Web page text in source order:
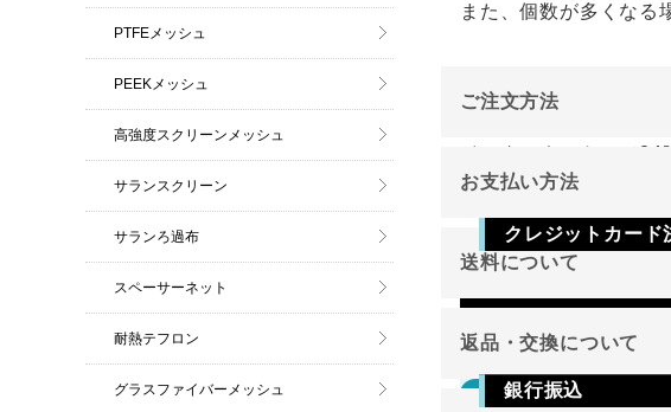
また、個数が多くなる
ご注文方法
インターネットにて24
お支払い方法
クレジットカード
Visa Mastercard
銀行振込
送料について
地域
東北
返品・交換について
返品期限･条件
PTFEメッシュ
PEEKメッシュ
高強度スクリーンメッシュ
サランスクリーン
サランろ過布
スペーサーネット
耐熱テフロン
グラスファイバーメッシュ